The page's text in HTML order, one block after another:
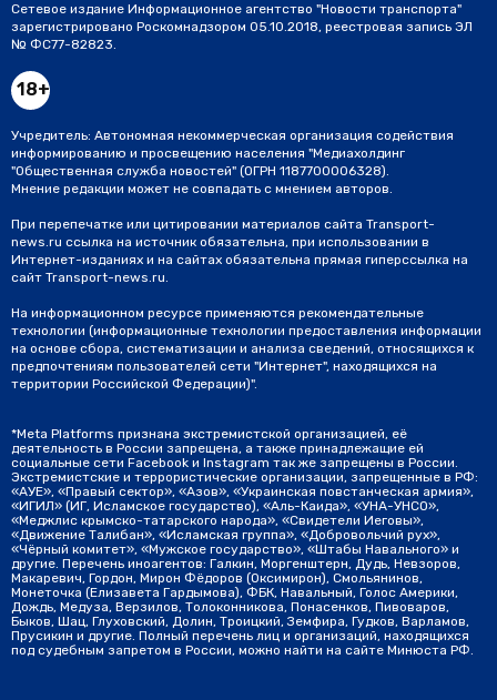
Сетевое издание Информационное агентство "Новости транспорта"
зарегистрировано Роскомнадзором 05.10.2018, реестровая запись ЭЛ
№ ФС77-82823.
18+
Учредитель: Автономная некоммерческая организация содействия
информированию и просвещению населения "Медиахолдинг
"Общественная служба новостей" (ОГРН 1187700006328).
Мнение редакции может не совпадать с мнением авторов.
При перепечатке или цитировании материалов сайта Transport-
news.ru ссылка на источник обязательна, при использовании в
Интернет-изданиях и на сайтах обязательна прямая гиперссылка на
сайт Transport-news.ru.
На информационном ресурсе применяются рекомендательные
технологии (информационные технологии предоставления информации
на основе сбора, систематизации и анализа сведений, относящихся к
предпочтениям пользователей сети "Интернет", находящихся на
территории Российской Федерации)".
*Meta Platforms признана экстремистской организацией, её
деятельность в России запрещена, а также принадлежащие ей
социальные сети Facebook и Instagram так же запрещены в России.
Экстремистские и террористические организации, запрещенные в РФ:
«АУЕ», «Правый сектор», «Азов», «Украинская повстанческая армия»,
«ИГИЛ» (ИГ, Исламское государство), «Аль-Каида», «УНА-УНСО»,
«Меджлис крымско-татарского народа», «Свидетели Иеговы»,
«Движение Талибан», «Исламская группа», «Добровольчий рух»,
«Чёрный комитет», «Мужское государство», «Штабы Навального» и
другие. Перечень иноагентов: Галкин, Моргенштерн, Дудь, Невзоров,
Макаревич, Гордон, Мирон Фёдоров (Оксимирон), Смольянинов,
Монеточка (Елизавета Гардымова), ФБК, Навальный, Голос Америки,
Дождь, Медуза, Верзилов, Толоконникова, Понасенков, Пивоваров,
Быков, Шац, Глуховский, Долин, Троицкий, Земфира, Гудков, Варламов,
Прусикин и другие. Полный перечень лиц и организаций, находящихся
под судебным запретом в России, можно найти на сайте Минюста РФ.